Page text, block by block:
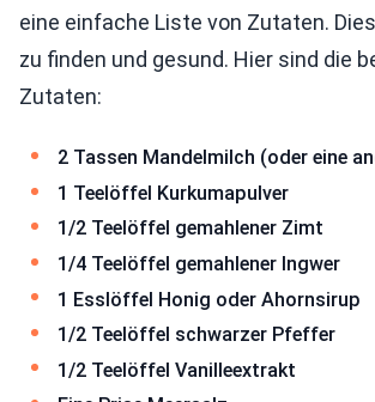
eine einfache Liste von Zutaten.
zu finden und gesund. Hier sind die
Zutaten:
2 Tassen Mandelmilch (oder eine
1 Teelöffel Kurkumapulver
1/2 Teelöffel gemahlener Zimt
1/4 Teelöffel gemahlener Ingwer
1 Esslöffel Honig oder Ahornsirup
1/2 Teelöffel schwarzer Pfeffer
1/2 Teelöffel Vanilleextrakt